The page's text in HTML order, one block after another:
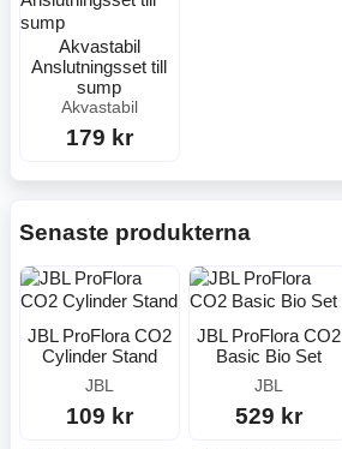
Akvastabil
Anslutningsset till
sump
Akvastabil
179 kr
Senaste produkterna
JBL ProFlora CO2
Cylinder Stand
JBL
109 kr
JBL ProFlora CO2
Basic Bio Set
JBL
529 kr